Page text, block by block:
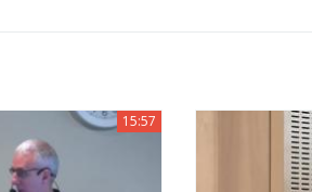
15:57